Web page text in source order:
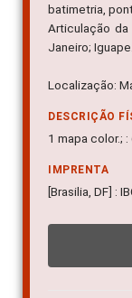
batimetria,
Articulação da
Janeiro; Iguape.
Localização:
DESCRIÇÃO
1 mapa color.; :
IMPRENTA
[Brasilia, DF] :